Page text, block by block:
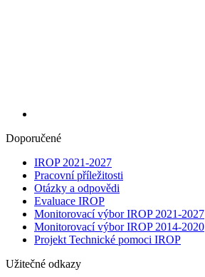
Doporučené
IROP 2021-2027
Pracovní příležitosti
Otázky a odpovědi
Evaluace IROP
Monitorovací výbor IROP 2021-2027
Monitorovací výbor IROP 2014-2020
Projekt Technické pomoci IROP
Užitečné odkazy